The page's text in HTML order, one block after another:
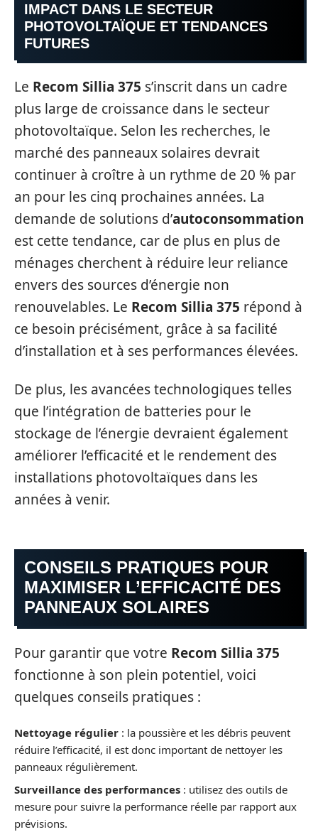
IMPACT DANS LE SECTEUR
PHOTOVOLTAÏQUE ET TENDANCES
FUTURES
Le Recom Sillia 375 s’inscrit dans un cadre
plus large de croissance dans le secteur
photovoltaïque. Selon les recherches, le
marché des panneaux solaires devrait
continuer à croître à un rythme de 20 % par
an pour les cinq prochaines années. La
demande de solutions d’autoconsommation
est cette tendance, car de plus en plus de
ménages cherchent à réduire leur reliance
envers des sources d’énergie non
renouvelables. Le Recom Sillia 375 répond à
ce besoin précisément, grâce à sa facilité
d’installation et à ses performances élevées.
De plus, les avancées technologiques telles
que l’intégration de batteries pour le
stockage de l’énergie devraient également
améliorer l’efficacité et le rendement des
installations photovoltaïques dans les
années à venir.
CONSEILS PRATIQUES POUR
MAXIMISER L’EFFICACITÉ DES
PANNEAUX SOLAIRES
Pour garantir que votre Recom Sillia 375
fonctionne à son plein potentiel, voici
quelques conseils pratiques :
Nettoyage régulier : la poussière et les débris peuvent
réduire l’efficacité, il est donc important de nettoyer les
panneaux régulièrement.
Surveillance des performances : utilisez des outils de
mesure pour suivre la performance réelle par rapport aux
prévisions.